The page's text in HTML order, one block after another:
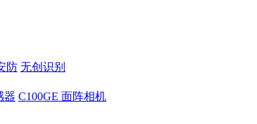
防 无创识别
器 C100GE 面阵相机